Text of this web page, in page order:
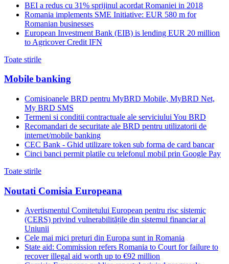
BEI a redus cu 31% sprijinul acordat Romaniei in 2018
Romania implements SME Initiative: EUR 580 m for
Romanian businesses
European Investment Bank (EIB) is lending EUR 20 million
to Agricover Credit IFN
Toate stirile
Mobile banking
Comisioanele BRD pentru MyBRD Mobile, MyBRD Net,
My BRD SMS
Termeni si conditii contractuale ale serviciului You BRD
Recomandari de securitate ale BRD pentru utilizatorii de
internet/mobile banking
CEC Bank - Ghid utilizare token sub forma de card bancar
Cinci banci permit platile cu telefonul mobil prin Google Pay
Toate stirile
Noutati Comisia Europeana
Avertismentul Comitetului European pentru risc sistemic
(CERS) privind vulnerabilitățile din sistemul financiar al
Uniunii
Cele mai mici preturi din Europa sunt in Romania
State aid: Commission refers Romania to Court for failure to
recover illegal aid worth up to €92 million